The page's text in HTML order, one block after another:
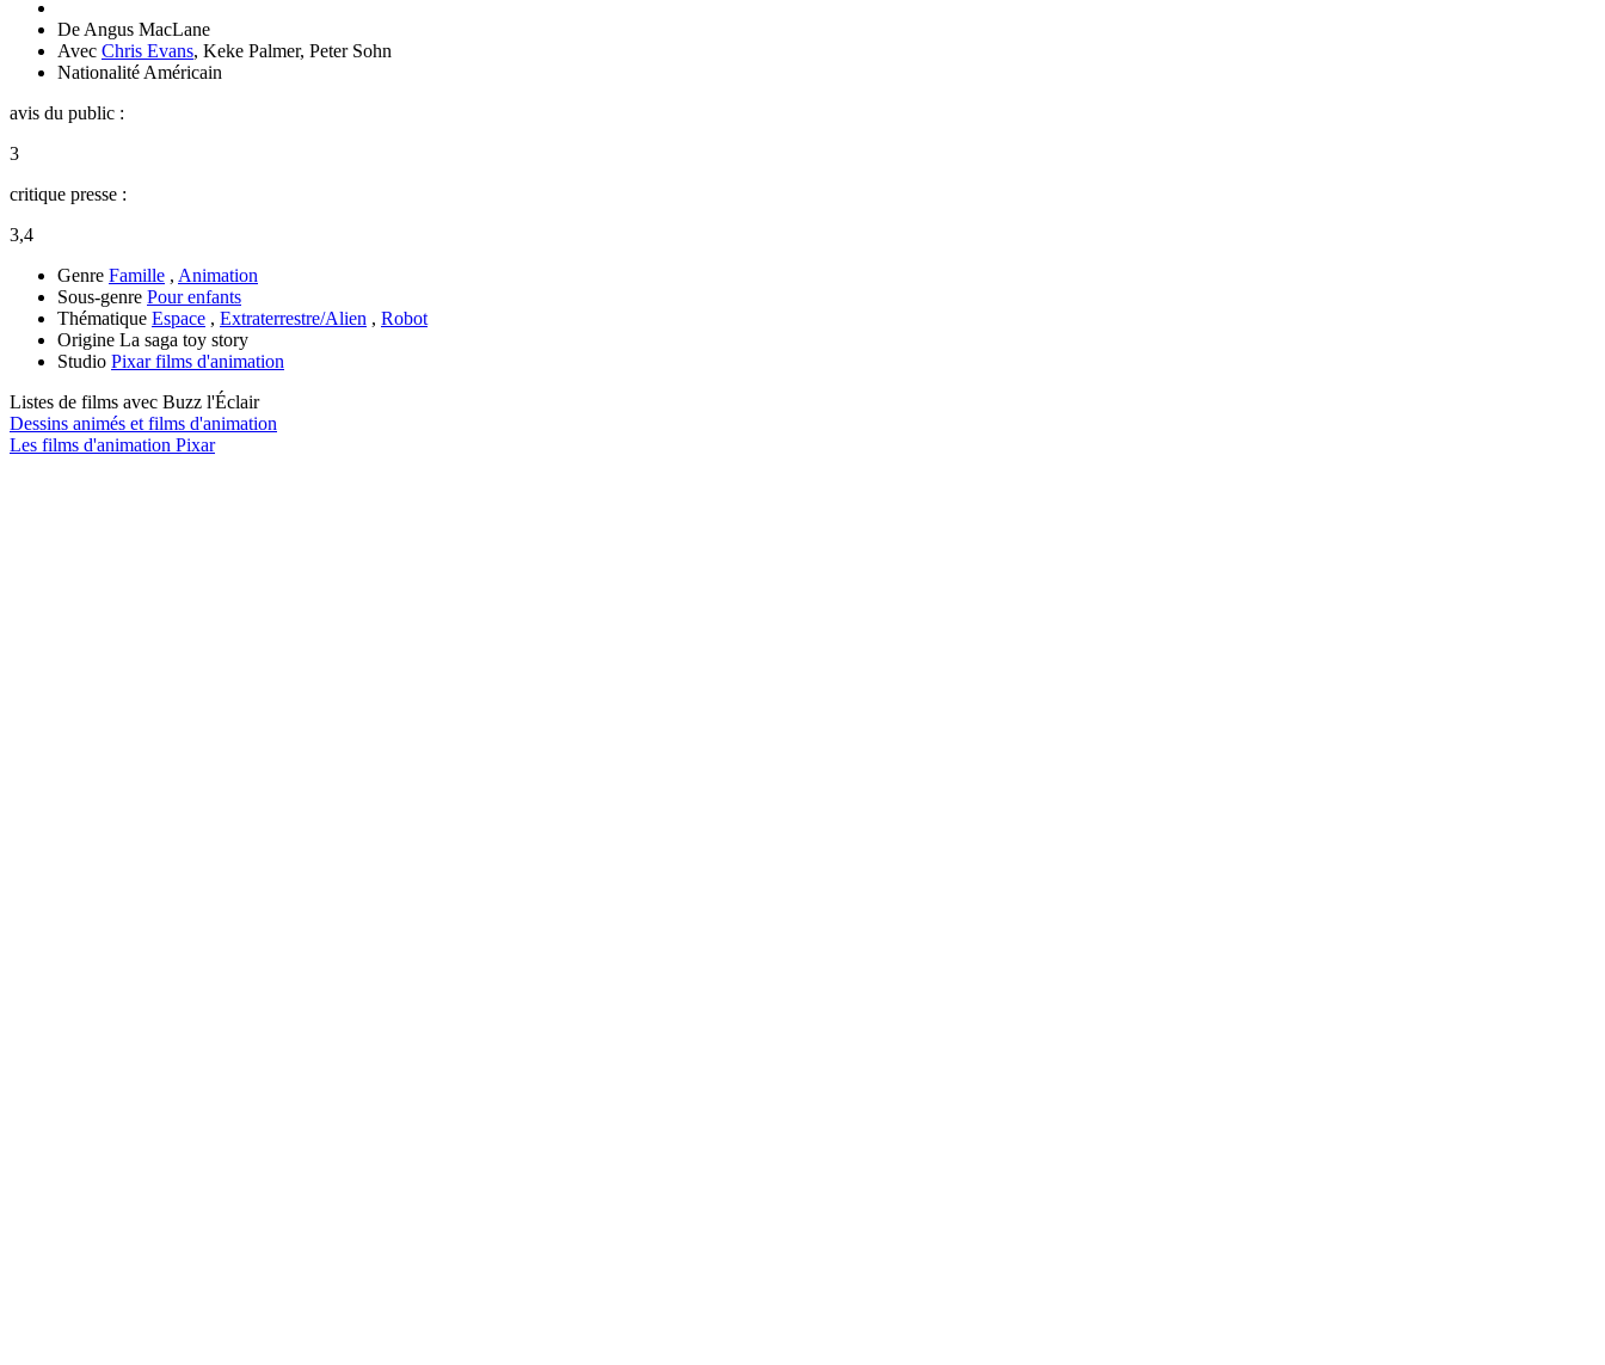
De Angus MacLane
Avec Chris Evans, Keke Palmer, Peter Sohn
Nationalité Américain
avis du public :
3
critique presse :
3,4
Genre Famille , Animation
Sous-genre Pour enfants
Thématique Espace , Extraterrestre/Alien , Robot
Origine La saga toy story
Studio Pixar films d'animation
Listes de films avec Buzz l'Éclair
Dessins animés et films d'animation
Les films d'animation Pixar